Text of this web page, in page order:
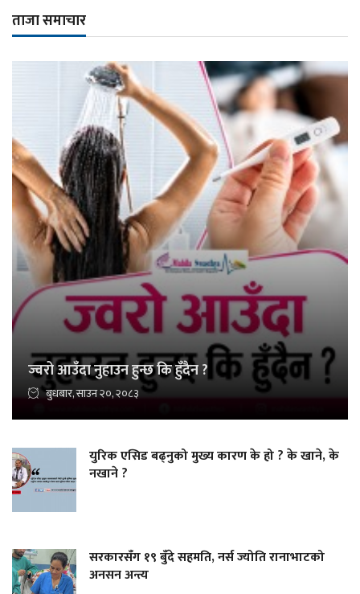
ताजा समाचार
ज्वरो आउँदा नुहाउन हुन्छ कि हुँदैन ?
बुधबार, साउन २०, २०८३
युरिक एसिड बढ्नुको मुख्य कारण के हो ? के खाने, के
नखाने ?
सरकारसँग १९ बुँदे सहमति, नर्स ज्योति रानाभाटको
अनसन अन्त्य